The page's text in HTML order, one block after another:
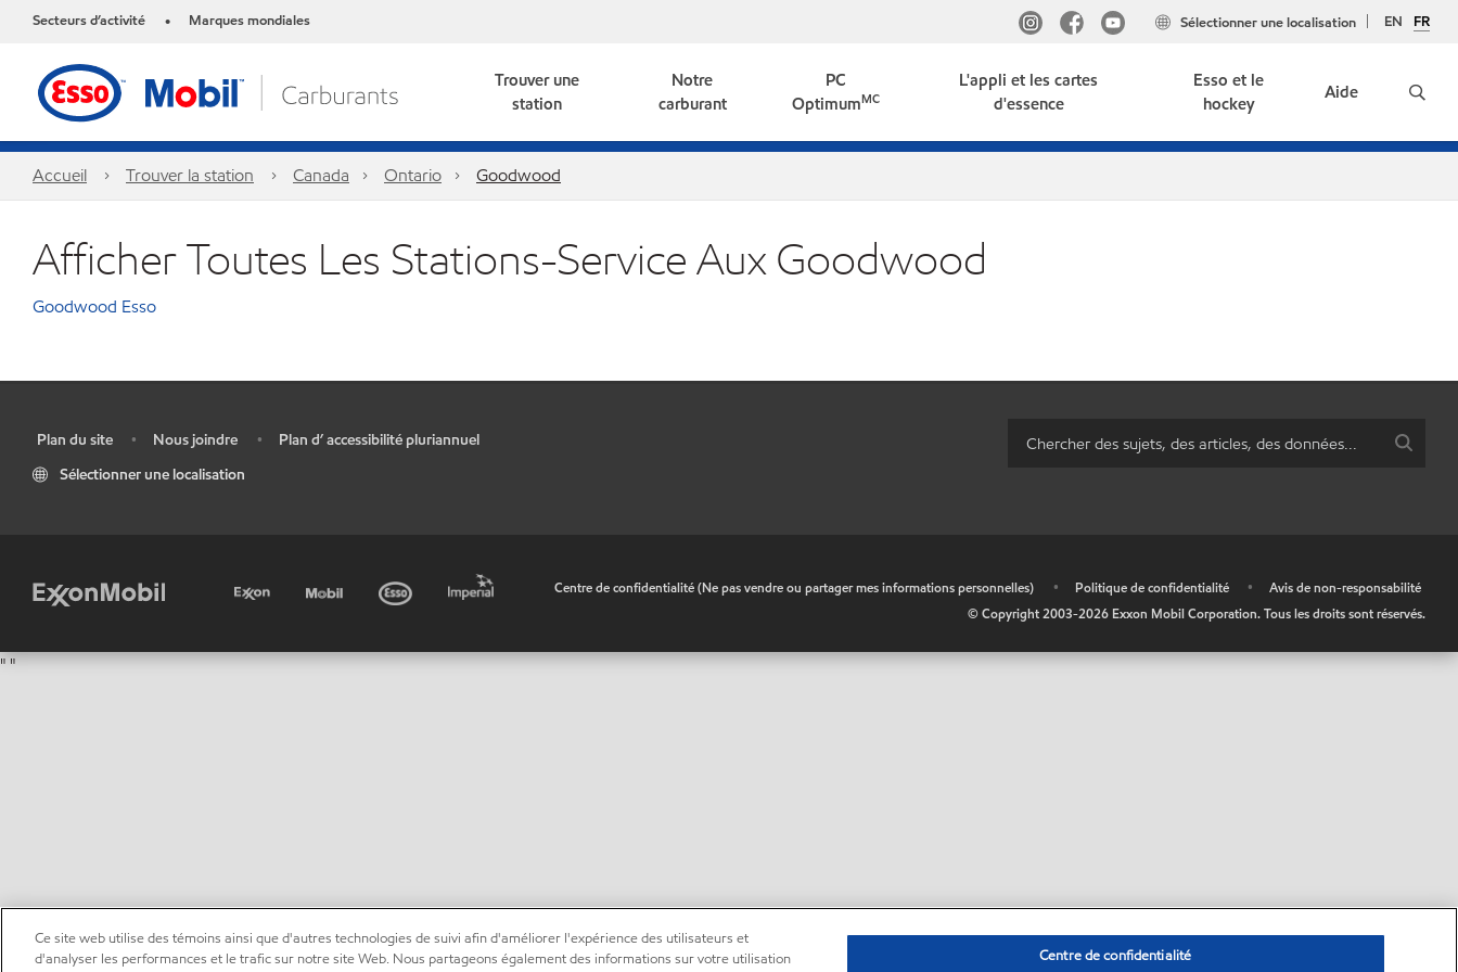
Secteurs d’activité • Marques mondiales EN FR
Sélectionner une localisation
Trouver une
station
Notre
carburant
PC
OptimumMC
L'appli et les cartes
d'essence
Esso et le
hockey
Aide
Accueil Trouver la station Canada Ontario Goodwood
Afficher Toutes Les Stations-Service Aux Goodwood
Goodwood Esso
Plan du site • Nous joindre •
Plan d’ accessibilité pluriannuel
Sélectionner une localisation
Centre de confidentialité (Ne pas vendre ou partager mes informations personnelles) • Politique de confidentialité •
Avis de non-responsabilité
© Copyright 2003-2026 Exxon Mobil Corporation. Tous les droits sont réservés.
Ce site web utilise des témoins ainsi que d'autres technologies de suivi afin d'améliorer l'expérience des utilisateurs et
d'analyser les performances et le trafic sur notre site Web. Nous partageons également des informations sur votre utilisation
Centre de confidentialité
""